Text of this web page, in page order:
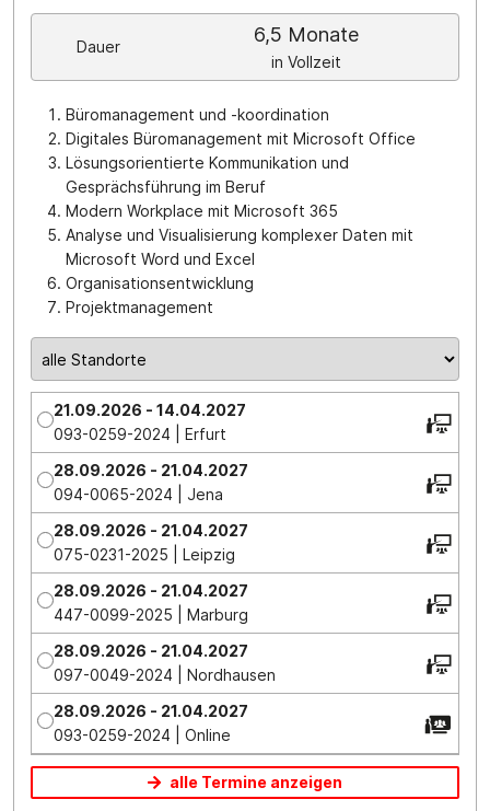
Dauer
6,5 Monate
in Vollzeit
Büromanagement und -koordination
Digitales Büromanagement mit Microsoft Office
Lösungsorientierte Kommunikation und
Gesprächsführung im Beruf
Modern Workplace mit Microsoft 365
Analyse und Visualisierung komplexer Daten mit
Microsoft Word und Excel
Organisationsentwicklung
Projektmanagement
21.09.2026 - 14.04.2027
093-0259-2024 | Erfurt
28.09.2026 - 21.04.2027
094-0065-2024 | Jena
28.09.2026 - 21.04.2027
075-0231-2025 | Leipzig
28.09.2026 - 21.04.2027
447-0099-2025 | Marburg
28.09.2026 - 21.04.2027
097-0049-2024 | Nordhausen
28.09.2026 - 21.04.2027
093-0259-2024 | Online
alle Termine anzeigen